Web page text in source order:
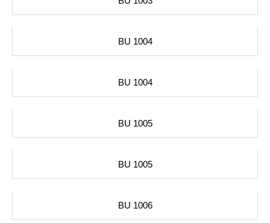
BU 1004
BU 1004
BU 1005
BU 1005
BU 1006